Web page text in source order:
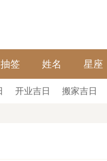
抽签 姓名 星座
开业吉日 搬家吉日